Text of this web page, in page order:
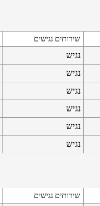
שירותים נגישים
נגיש
נגיש
נגיש
נגיש
נגיש
נגיש
שירותים נגישים